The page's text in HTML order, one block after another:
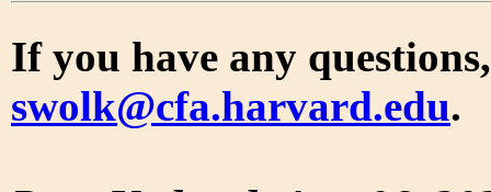
If you have any
swolk@cfa.harvard.edu.